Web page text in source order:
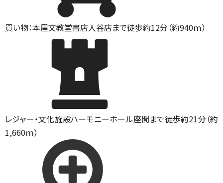
買い物：本屋文教堂書店入谷店まで徒歩約12分（約940ｍ）
レジャー・文化施設ハーモニーホール座間まで徒歩約21分（約
1,660ｍ）